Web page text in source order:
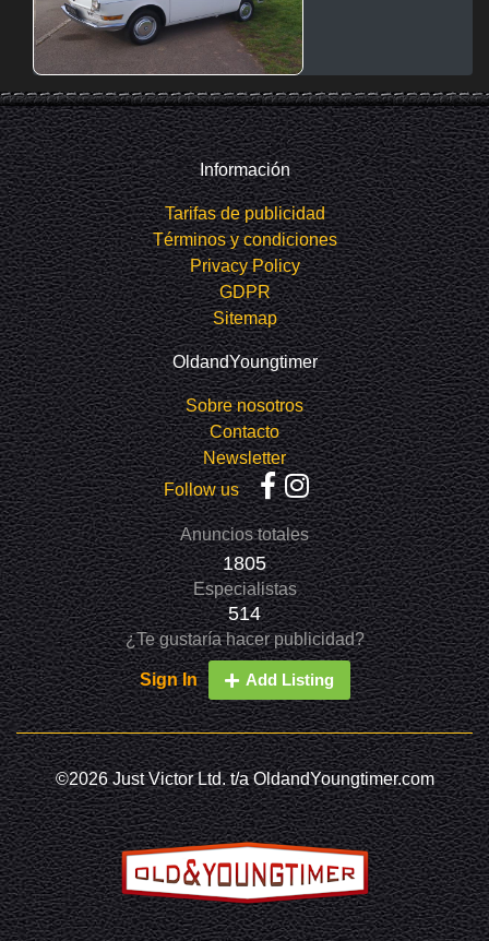
Información
Tarifas de publicidad
Términos y condiciones
Privacy Policy
GDPR
Sitemap
OldandYoungtimer
Sobre nosotros
Contacto
Newsletter
Follow us
Anuncios totales
1805
Especialistas
514
¿Te gustaría hacer publicidad?
Sign In Add Listing
©2026 Just Victor Ltd. t/a OldandYoungtimer.com